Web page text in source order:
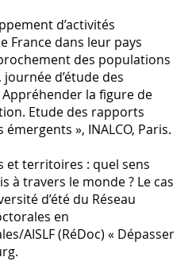
d’activités
France dans leur pays
des populations
d’étude des
Appréhender la figure de
Etude des rapports
», INALCO, Paris.
et territoires : quel sens
à travers le monde ? Le cas
d’été du Réseau
en
AISLF (RéDoc) « Dépasser